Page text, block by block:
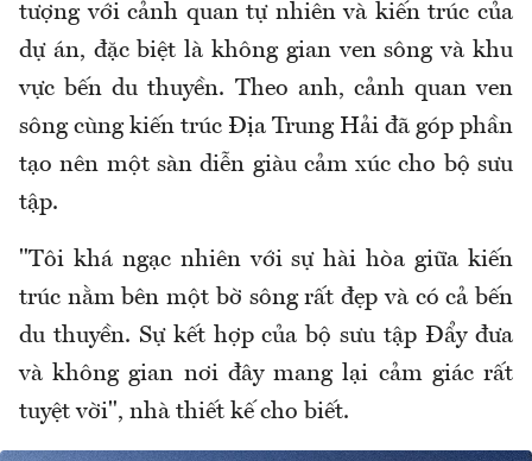
tượng với cảnh quan tự nhiên và kiến trúc của
dự án, đặc biệt là không gian ven sông và khu
vực bến du thuyền. Theo anh, cảnh quan ven
sông cùng kiến trúc Địa Trung Hải đã góp phần
tạo nên một sàn diễn giàu cảm xúc cho bộ sưu
tập.
"Tôi khá ngạc nhiên với sự hài hòa giữa kiến
trúc nằm bên một bờ sông rất đẹp và có cả bến
du thuyền. Sự kết hợp của bộ sưu tập Đẩy đưa
và không gian nơi đây mang lại cảm giác rất
tuyệt vời", nhà thiết kế cho biết.